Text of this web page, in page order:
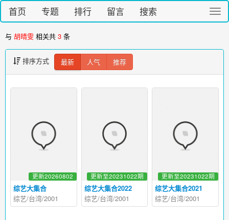
切
换
首页 专题 排行 留言 搜索
与 胡晴雯 相关共 3 条
排序方式 最新 人气 推荐
综艺大集合
更新20260802
综艺/台湾/2001
综艺大集合2022
更新至20231022期
综艺/台湾/2001
综艺大集合2021
更新至20231022期
综艺/台湾/2001